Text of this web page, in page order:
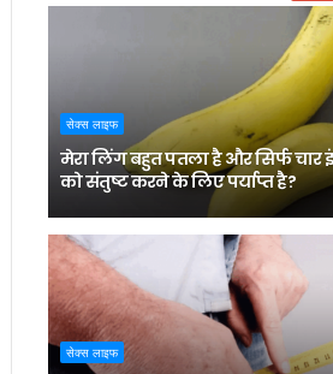
सेक्स लाइफ
मेरा लिंग बहुत पतला है और सिर्फ चार
को संतुष्ट करने के लिए पर्याप्त है?
सेक्स लाइफ